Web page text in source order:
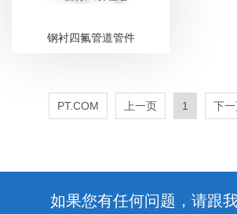
钢衬四氟管道管件
PT.COM 上一页 1 下
如果您有任何问题，请跟